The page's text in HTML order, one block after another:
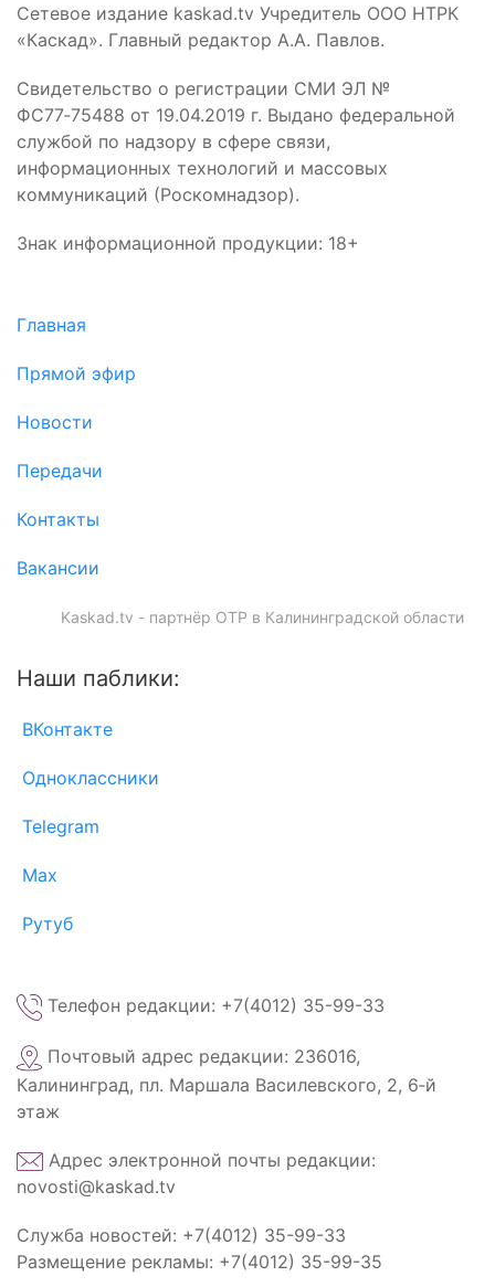
Сетевое издание kaskad.tv Учредитель ООО НТРК
«Каскад». Главный редактор А.А. Павлов.
Свидетельство о регистрации СМИ ЭЛ №
ФС77‑75488 от 19.04.2019 г. Выдано федеральной
службой по надзору в сфере связи,
информационных технологий и массовых
коммуникаций (Роскомнадзор).
Знак информационной продукции: 18+
Главная
Прямой эфир
Новости
Передачи
Контакты
Вакансии
Kaskad.tv - партнёр ОТР в Калининградской области
Наши паблики:
ВКонтакте
Одноклассники
Telegram
Max
Рутуб
Телефон редакции: +7(4012) 35-99-33
Почтовый адрес редакции: 236016,
Калининград, пл. Маршала Василевского, 2, 6‑й
этаж
Адрес электронной почты редакции:
novosti@kaskad.tv
Служба новостей: +7(4012) 35-99-33
Размещение рекламы: +7(4012) 35-99-35